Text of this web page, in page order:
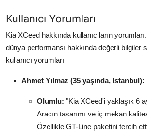
Kullanıcı Yorumları
Kia XCeed hakkında kullanıcıların
dünya performansı hakkında değerli bilgiler
kullanıcı yorumları:
Ahmet Yılmaz (35 yaşında, İstanbul):
Olumlu: "Kia XCeed'i yaklaşık 6
Aracın tasarımı ve iç mekan
Özellikle GT-Line paketini tercih